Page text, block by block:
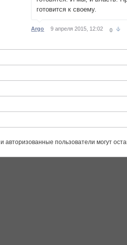
готовится к своему.
Argo 9 апреля 2015, 12:02 0
авторизованные пользователи могут